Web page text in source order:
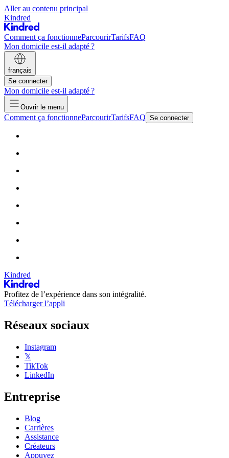
Aller au contenu principal
Kindred
Comment ça fonctionneParcourirTarifsFAQ
Mon domicile est-il adapté ?
français
Se connecter
Mon domicile est-il adapté ?
Ouvrir le menu
Comment ça fonctionneParcourirTarifsFAQ Se connecter
Kindred
Profitez de l’expérience dans son intégralité.
Télécharger l’appli
Réseaux sociaux
Instagram
𝕏
TikTok
LinkedIn
Entreprise
Blog
Carrières
Assistance
Créateurs
Appuyez